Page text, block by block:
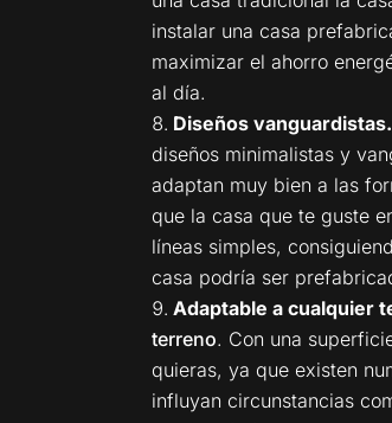
instalar una casa
maximizar el ahorro
al día.
Diseños vanguardistas.
diseños minimalistas y
adaptan muy bien a las
que la casa que te guste
líneas simples,
casa podría ser
Adaptable a cualquier
terreno. Con una
quieras, ya que existen
influyan circunstancias